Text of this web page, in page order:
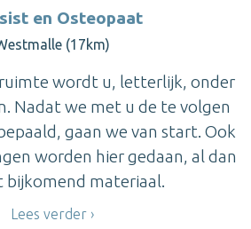
en Osteopaat
(17km)
wordt u, letterlijk, onder
Nadat we met u de te volgen
gaan we van start. Ook
worden hier gedaan, al dan
bijkomend materiaal.
Lees verder